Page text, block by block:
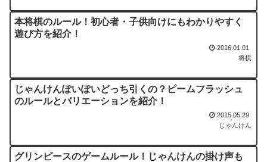
本将棋のルール！初心者・子供向けにもわかりやすく
遊び方を紹介！
2016.01.01
将棋
じゃんけんぽいぽいどっち引くの？ビームフラッシュ
のルールとバリエーションを紹介！
2015.05.29
じゃんけん
グリンピースのゲームルール！じゃんけんの掛け声も